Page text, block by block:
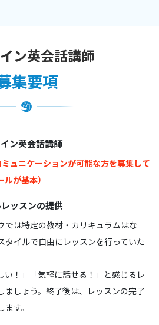
ン英会話講師
集要項
ン英会話講師
ュニケーションが可能な方を募集して
が基本）
ッスンの提供
では特定の教材・カリキュラムはな
タイルで自由にレッスンを行っていた
い！」「気軽に話せる！」と感じるレ
ましょう。終了後は、レッスンの完了
す。